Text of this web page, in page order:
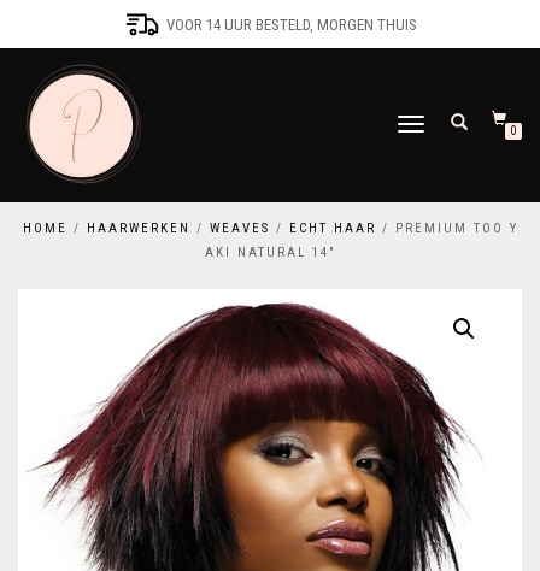
VOOR 14 UUR BESTELD, MORGEN THUIS
SCHAKEL
0
HOME / HAARWERKEN / WEAVES / ECHT HAAR / PREMIUM TOO Y
AKI NATURAL 14″